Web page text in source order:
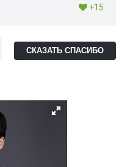
+15
СКАЗАТЬ СПАСИБО